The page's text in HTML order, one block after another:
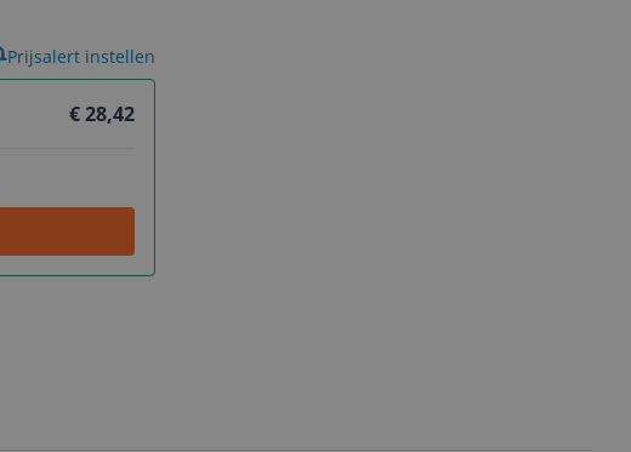
€ 28,42
Prijsalert instellen